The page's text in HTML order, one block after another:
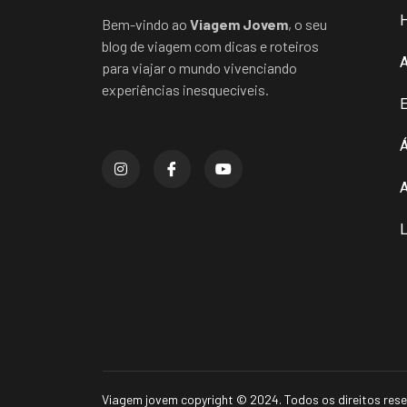
Bem-vindo ao Viagem Jovem, o seu
blog de viagem com dicas e roteiros
para viajar o mundo vivenciando
experiências inesquecíveis.
Viagem jovem copyright © 2024. Todos os direitos